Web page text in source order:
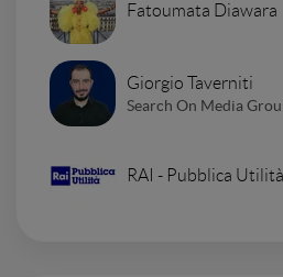
Fatoumata Diawara
Giorgio Taverniti
Search On Media
RAI - Pubblica Utilità